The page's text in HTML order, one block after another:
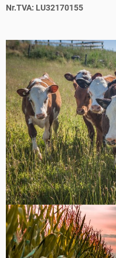
Nr.TVA: LU32170155